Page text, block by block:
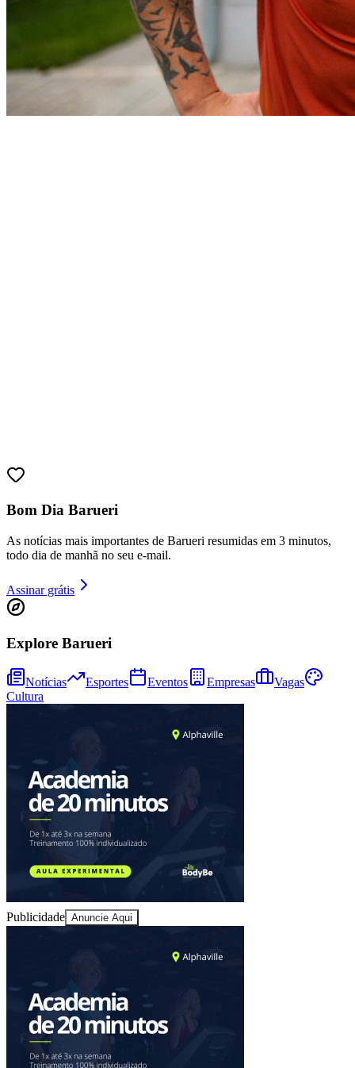
Fortaleza
Bom Dia Barueri
As notícias mais importantes de Barueri resumidas em 3 minutos,
todo dia de manhã no seu e-mail.
Assinar grátis
Explore Barueri
Notícias Esportes Eventos Empresas
Vagas
Cultura
Publicidade Anuncie Aqui